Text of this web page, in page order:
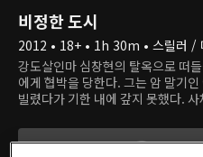
비정한 도시
2012 • 18+ • 1h 30m • 스릴러 /
강도살인마 심창현의 탈옥으로 떠
에게 협박을 당한다. 그는 암 말기
빌렸다가 기한 내에 갚지 못했다.
다. 밤늦게 거리를 베회하는 대우는
하게 되는데...